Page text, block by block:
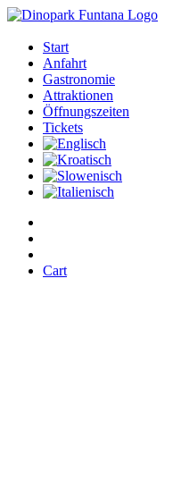
Start
Anfahrt
Gastronomie
Attraktionen
Öffnungszeiten
Tickets
Cart